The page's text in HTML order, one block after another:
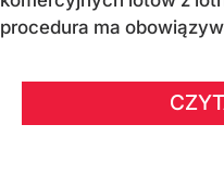
procedura ma